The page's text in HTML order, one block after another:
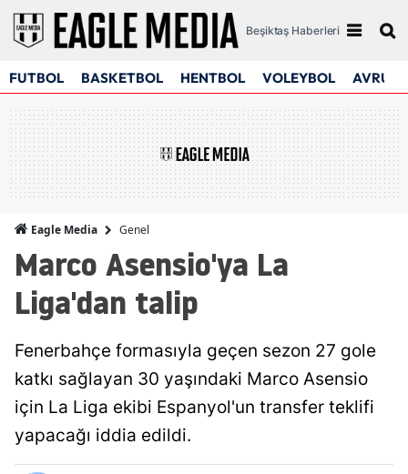
Beşiktaş Haberleri
FUTBOL BASKETBOL HENTBOL VOLEYBOL
Eagle Media Genel
Marco Asensio'ya La
Liga'dan talip
Fenerbahçe formasıyla geçen sezon 27 gole
katkı sağlayan 30 yaşındaki Marco Asensio
için La Liga ekibi Espanyol'un transfer teklifi
yapacağı iddia edildi.